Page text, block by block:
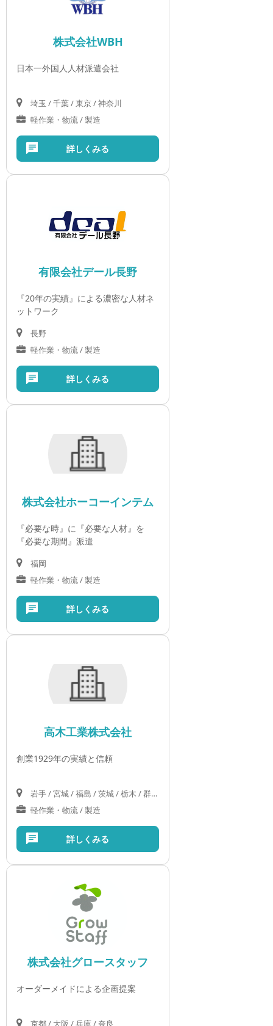
株式会社WBH
日本一外国人人材派遣会社
埼玉 / 千葉 / 東京 / 神奈川
軽作業・物流 / 製造
詳しくみる
有限会社デール長野
『20年の実績』による濃密な人材ネ
ットワーク
長野
軽作業・物流 / 製造
詳しくみる
株式会社ホーコーインテム
『必要な時』に『必要な人材』を
『必要な期間』派遣
福岡
軽作業・物流 / 製造
詳しくみる
高木工業株式会社
創業1929年の実績と信頼
岩手 / 宮城 / 福島 / 茨城 / 栃木 / 群馬 / 埼玉 / 千葉 / 東京 / 神奈川
軽作業・物流 / 製造
詳しくみる
株式会社グロースタッフ
オーダーメイドによる企画提案
京都 / 大阪 / 兵庫 / 奈良